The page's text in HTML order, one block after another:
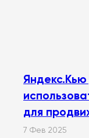
Яндекс.Кью
для
7 Фев 2025